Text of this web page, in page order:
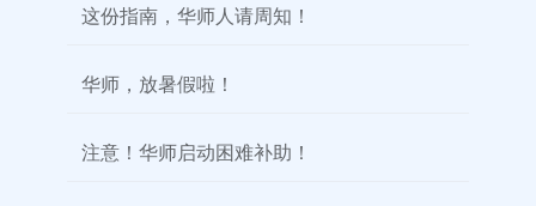
这份指南，华师人请周知！
华师，放暑假啦！
注意！华师启动困难补助！